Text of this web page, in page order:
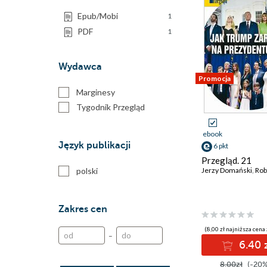
Epub/Mobi 1
PDF 1
Wydawca
Marginesy
Tygodnik Przegląd
Język publikacji
polski
Zakres cen
–
Promocja
ebook
6 pkt
Przegląd. 21
Jerzy Domański,
(8,00 zł najniższa cena
6.40
8.00zł (-